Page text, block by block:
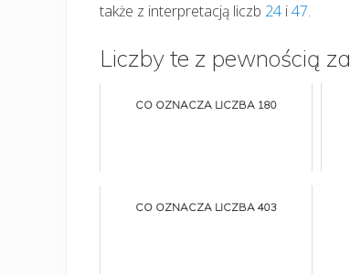
także z interpretacją liczb 24 i47.
Liczby te z pewnością
CO OZNACZA LICZBA 180
CO OZNACZA LICZBA 403